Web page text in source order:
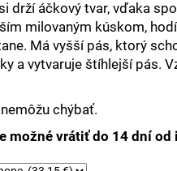
drží áčkový tvar, vďaka
milovaným kúskom,
Má vyšší pás, ktorý
a vytvaruje štíhlejší pás.
chýbať.
možné vrátiť do 14 dní od